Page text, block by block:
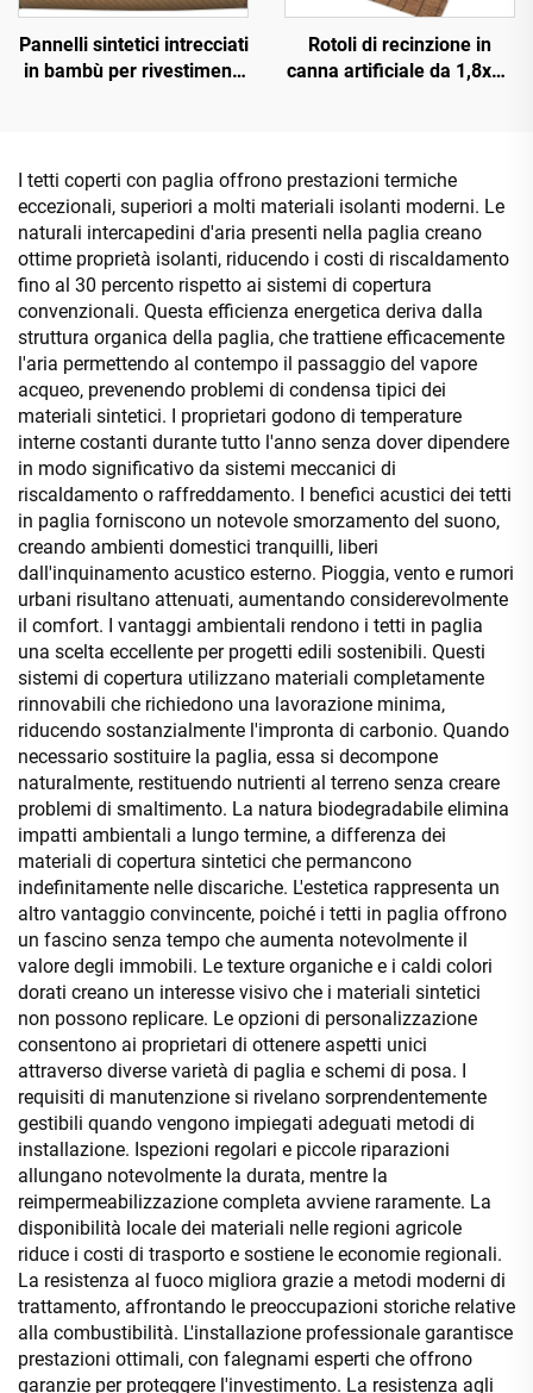
Pannelli sintetici intrecciati
in bambù per rivestimenti
Rotoli di recinzione in
canna artificiale da 1,8x10
I tetti coperti con paglia offrono prestazioni termiche
eccezionali, superiori a molti materiali isolanti moderni. Le
naturali intercapedini d'aria presenti nella paglia creano
ottime proprietà isolanti, riducendo i costi di riscaldamento
fino al 30 percento rispetto ai sistemi di copertura
convenzionali. Questa efficienza energetica deriva dalla
struttura organica della paglia, che trattiene efficacemente
l'aria permettendo al contempo il passaggio del vapore
acqueo, prevenendo problemi di condensa tipici dei
materiali sintetici. I proprietari godono di temperature
interne costanti durante tutto l'anno senza dover dipendere
in modo significativo da sistemi meccanici di
riscaldamento o raffreddamento. I benefici acustici dei tetti
in paglia forniscono un notevole smorzamento del suono,
creando ambienti domestici tranquilli, liberi
dall'inquinamento acustico esterno. Pioggia, vento e rumori
urbani risultano attenuati, aumentando considerevolmente
il comfort. I vantaggi ambientali rendono i tetti in paglia
una scelta eccellente per progetti edili sostenibili. Questi
sistemi di copertura utilizzano materiali completamente
rinnovabili che richiedono una lavorazione minima,
riducendo sostanzialmente l'impronta di carbonio. Quando
necessario sostituire la paglia, essa si decompone
naturalmente, restituendo nutrienti al terreno senza creare
problemi di smaltimento. La natura biodegradabile elimina
impatti ambientali a lungo termine, a differenza dei
materiali di copertura sintetici che permancono
indefinitamente nelle discariche. L'estetica rappresenta un
altro vantaggio convincente, poiché i tetti in paglia offrono
un fascino senza tempo che aumenta notevolmente il
valore degli immobili. Le texture organiche e i caldi colori
dorati creano un interesse visivo che i materiali sintetici
non possono replicare. Le opzioni di personalizzazione
consentono ai proprietari di ottenere aspetti unici
attraverso diverse varietà di paglia e schemi di posa. I
requisiti di manutenzione si rivelano sorprendentemente
gestibili quando vengono impiegati adeguati metodi di
installazione. Ispezioni regolari e piccole riparazioni
allungano notevolmente la durata, mentre la
reimpermeabilizzazione completa avviene raramente. La
disponibilità locale dei materiali nelle regioni agricole
riduce i costi di trasporto e sostiene le economie regionali.
La resistenza al fuoco migliora grazie a metodi moderni di
trattamento, affrontando le preoccupazioni storiche relative
alla combustibilità. L'installazione professionale garantisce
prestazioni ottimali, con falegnami esperti che offrono
garanzie per proteggere l'investimento. La resistenza agli